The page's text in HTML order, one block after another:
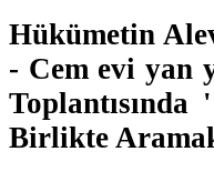
Hükümetin
- Cem evi yan
Birlikte